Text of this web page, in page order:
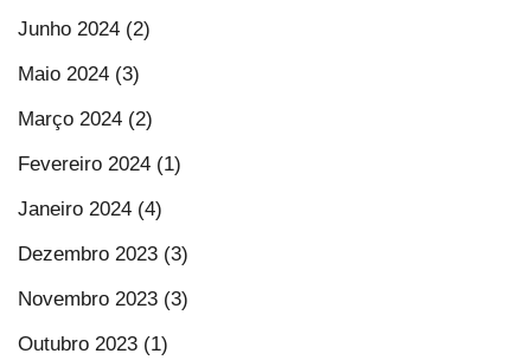
Junho 2024 (2)
Maio 2024 (3)
Março 2024 (2)
Fevereiro 2024 (1)
Janeiro 2024 (4)
Dezembro 2023 (3)
Novembro 2023 (3)
Outubro 2023 (1)